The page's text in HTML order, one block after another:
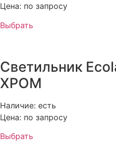
Цена: по запросу
Выбрать
Светильник
ХРОМ
Наличие: есть
Цена: по запросу
Выбрать